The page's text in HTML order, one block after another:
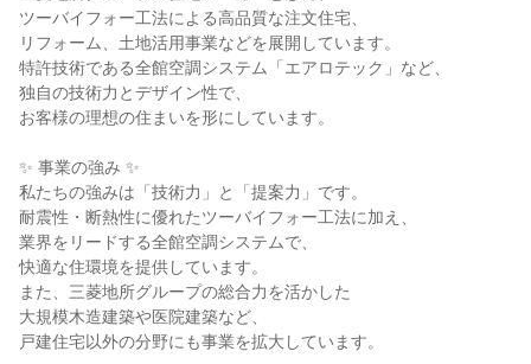
ツーバイフォー工法による高品質な注文住宅、
リフォーム、土地活用事業などを展開しています。
特許技術である全館空調システム「エアロテック」など、
独自の技術力とデザイン性で、
お客様の理想の住まいを形にしています。
✨ 事業の強み ✨
私たちの強みは「技術力」と「提案力」です。
耐震性・断熱性に優れたツーバイフォー工法に加え、
業界をリードする全館空調システムで、
快適な住環境を提供しています。
また、三菱地所グループの総合力を活かした
大規模木造建築や医院建築など、
戸建住宅以外の分野にも事業を拡大しています。